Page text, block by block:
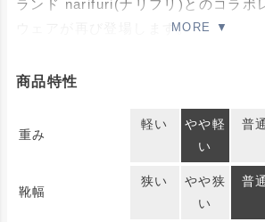
ランド narifuri(ナリフリ)とのコラボ
ウェアが再び登場します。
に、narifuri のブランドカラーネイビ
ザイン。 かかとには被視認性確保の
ーとブランドネームをプリントした
2019 年にリカバリーサンダルの国内
商品特性
重み
軽い
やや軽
い
普通
靴幅
狭い
やや狭
い
普通